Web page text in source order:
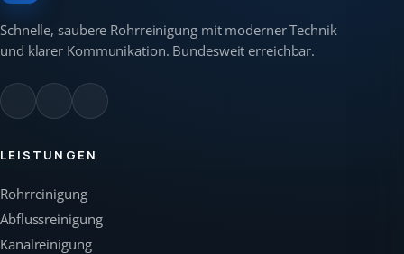
Schnelle, saubere Rohrreinigung mit moderner Technik
und klarer Kommunikation. Bundesweit erreichbar.
LEISTUNGEN
Rohrreinigung
Abflussreinigung
Kanalreinigung